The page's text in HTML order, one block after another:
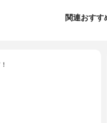
関連おすす